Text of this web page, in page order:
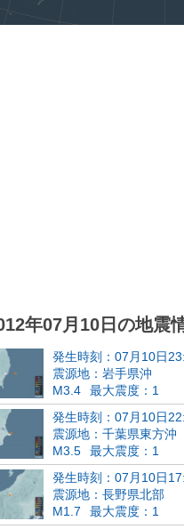
年07月10日の地震
発生時刻：07月10日
震源地：岩手県沖
M3.4
最大震度：1
発生時刻：07月10日
震源地：千葉県東方沖
M3.5
最大震度：1
発生時刻：07月10日
震源地：長野県北部
M1.7
最大震度：1